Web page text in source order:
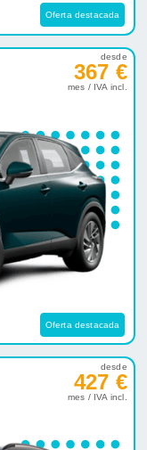
Oferta destacada
desde
367 €
mes / IVA incl.
Oferta destacada
desde
427 €
mes / IVA incl.